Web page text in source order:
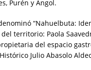
Purén y Angol.
“Nahuelbuta:
territorio: Paola
del espacio
Julio Abasolo